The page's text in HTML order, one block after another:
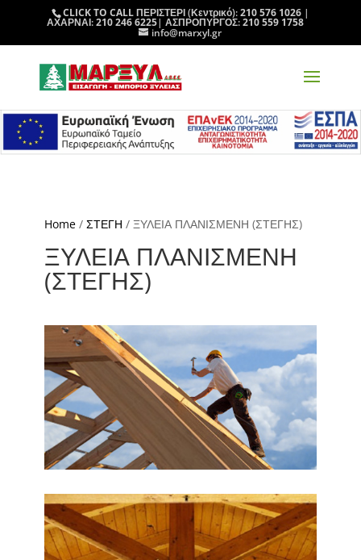
CLICK TO CALLΠΕΡΙΣΤΕΡΙ (Κεντρικό):210 576 1026|
ΑΧΑΡΝΑΙ:210 246 6225| ΑΣΠΡΟΠΥΡΓΟΣ:210 559 1758
info@marxyl.gr
Home/ ΣΤΕΓΗ / ΞΥΛΕΙΑ ΠΛΑΝΙΣΜΕΝΗ (ΣΤΕΓΗΣ)
ΞΥΛΕΙΑ ΠΛΑΝΙΣΜΕΝΗ
(ΣΤΕΓΗΣ)